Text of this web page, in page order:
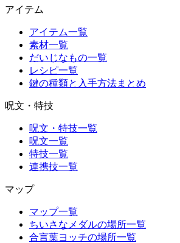
アイテム
アイテム一覧
素材一覧
だいじなもの一覧
レシピ一覧
鍵の種類と入手方法まとめ
呪文・特技
呪文・特技一覧
呪文一覧
特技一覧
連携技一覧
マップ
マップ一覧
ちいさなメダルの場所一覧
合言葉ヨッチの場所一覧